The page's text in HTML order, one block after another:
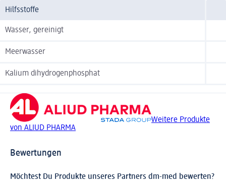
Hilfsstoffe
Wasser, gereinigt
Meerwasser
Kalium dihydrogenphosphat
Weitere Produkte
von ALIUD PHARMA
Bewertungen
Möchtest Du Produkte unseres Partners dm-med bewerten?